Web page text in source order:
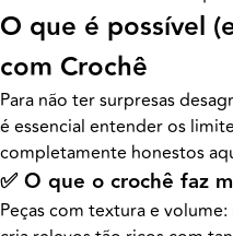
O que é possível
com Crochê
Para não ter surpresas
é essencial entender os
completamente honestos
✅ O que o crochê faz
Peças com textura e